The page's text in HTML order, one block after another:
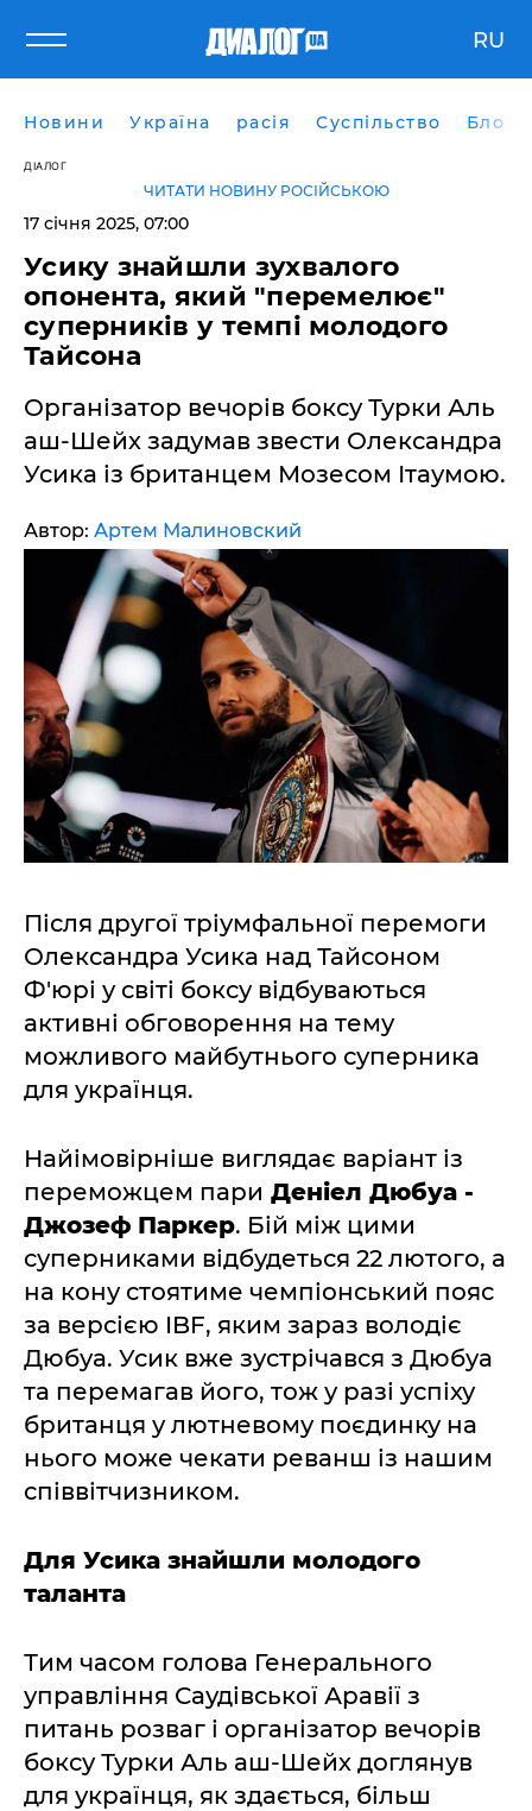
RU
Новини Україна расія Суспільство Блоги
ДІАЛОГ
ЧИТАТИ НОВИНУ РОСІЙСЬКОЮ
17 січня 2025, 07:00
Усику знайшли зухвалого
опонента, який "перемелює"
суперників у темпі молодого
Тайсона
Організатор вечорів боксу Турки Аль
аш-Шейх задумав звести Олександра
Усика із британцем Мозесом Ітаумою.
Автор: Артем Малиновский
Після другої тріумфальної перемоги
Олександра Усика над Тайсоном
Ф'юрі у світі боксу відбуваються
активні обговорення на тему
можливого майбутнього суперника
для українця.
Найімовірніше виглядає варіант із
переможцем пари Деніел Дюбуа -
Джозеф Паркер. Бій між цими
суперниками відбудеться 22 лютого, а
на кону стоятиме чемпіонський пояс
за версією IBF, яким зараз володіє
Дюбуа. Усик вже зустрічався з Дюбуа
та перемагав його, тож у разі успіху
британця у лютневому поєдинку на
нього може чекати реванш із нашим
співвітчизником.
Для Усика знайшли молодого
таланта
Тим часом голова Генерального
управління Саудівської Аравії з
питань розваг і організатор вечорів
боксу Турки Аль аш-Шейх доглянув
для українця, як здається, більш